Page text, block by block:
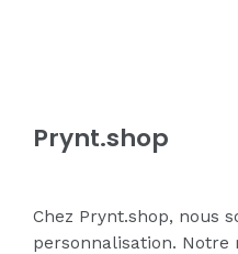
Prynt.shop
Chez Prynt.shop, nous
personnalisation. Notre